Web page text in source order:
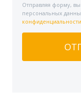
Отправляя форму, вы
персональных
конфиденциальности